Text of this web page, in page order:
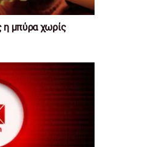
η μπύρα χωρίς